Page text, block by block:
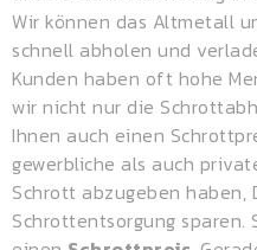
Wir können das Altmetall
schnell abholen und
Kunden haben oft hohe
wir nicht nur die
Ihnen auch einen
gewerbliche als auch
Schrott abzugeben haben,
Schrottentsorgung